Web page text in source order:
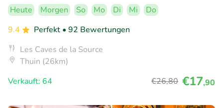
Heute Morgen So Mo Di Mi
Do
9.4
Perfekt • 92 Bewertungen
Les Caves de la Source
Thuin (26km)
Verkauft: 64
€26,80 €17,90